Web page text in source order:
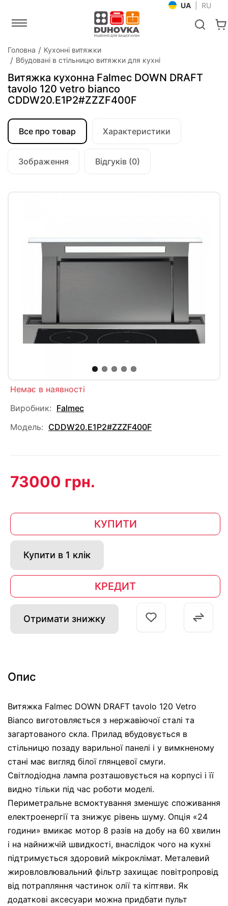
UA RU
Головна
Кухонні витяжки
Вбудовані в стільницю витяжки для кухні
Витяжка кухонна Falmec DOWN DRAFT
tavolo 120 vetro bianco
CDDW20.E1P2#ZZZF400F
Все про товар Характеристики
Зображення Відгуків (0)
Немає в наявності
Виробник: Falmec
Модель: CDDW20.E1P2#ZZZF400F
73000 грн.
КУПИТИ
Купити в 1 клік
КРЕДИТ
Отримати знижку
Опис
Витяжка Falmec DOWN DRAFT tavolo 120 Vetro
Bianco виготовляється з нержавіючої сталі та
загартованого скла. Прилад вбудовується в
стільницю позаду варильної панелі і у вимкненому
стані має вигляд білої глянцевої смуги.
Світлодіодна лампа розташовується на корпусі і її
видно тільки під час роботи моделі.
Периметральне всмоктування зменшує споживання
електроенергії та знижує рівень шуму. Опція «24
години» вмикає мотор 8 разів на добу на 60 хвилин
і на найнижчій швидкості, внаслідок чого на кухні
підтримується здоровий мікроклімат. Металевий
жировловлювальний фільтр захищає повітропровід
від потрапляння частинок олії та кіптяви. Як
додаткові аксесуари можна придбати пульт